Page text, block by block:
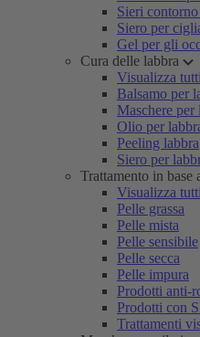
Sieri
Siero per
Gel per gli
Cura delle labbra
Visualizza tutti
Balsamo per
Maschere per
Olio per
Peeling labbra
Siero per
Trattamento in base
Visualizza tutti
Pelle grassa
Pelle mista
Pelle sensibile
Pelle secca
Pelle impura
Prodotti anti-
Prodotti con
Trattamenti